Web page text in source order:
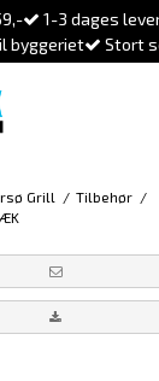
1-3 dages
byggeriet
Stort
Grill / Tilbehør /